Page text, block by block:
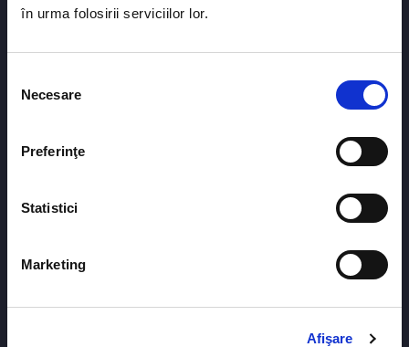
în urma folosirii serviciilor lor.
consimțământului
Necesare
Preferinţe
Statistici
Marketing
Afişare